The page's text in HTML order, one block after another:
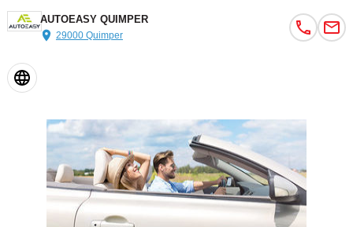
AUTOEASY QUIMPER
29000 Quimper